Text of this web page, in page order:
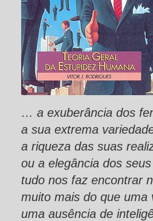
… a exuberância dos
a sua extrema
a riqueza das suas
ou a elegância dos
tudo nos faz encontrar
muito mais do que uma
uma ausência de